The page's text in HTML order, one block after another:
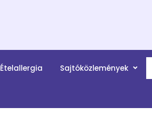
Ételallergia Sajtóközlemények